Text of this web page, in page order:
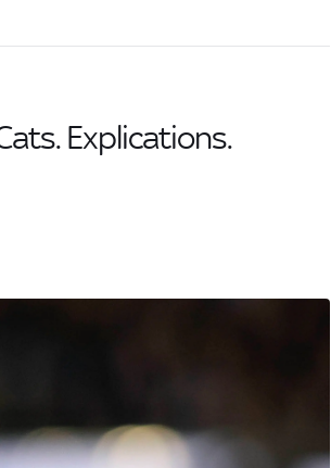
Explications.